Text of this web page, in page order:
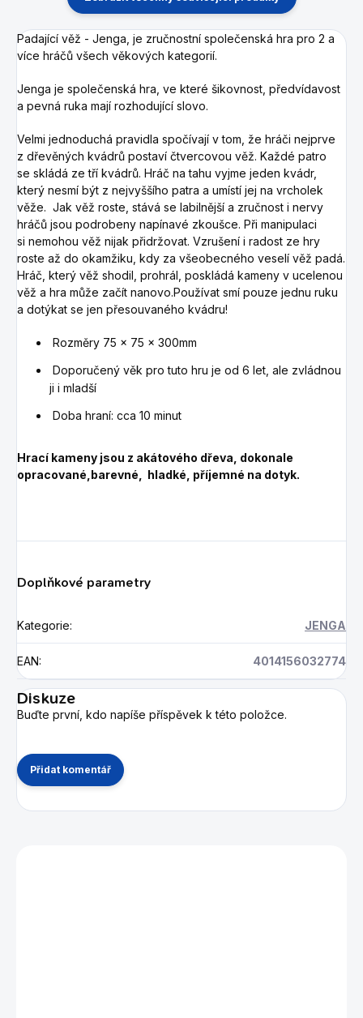
Padající věž - Jenga, je zručnostní společenská hra pro 2 a
více hráčů všech věkových kategorií.
Jenga je společenská hra, ve které šikovnost, předvídavost
a pevná ruka mají rozhodující slovo.
Velmi jednoduchá pravidla spočívají v tom, že hráči nejprve
z dřevěných kvádrů postaví čtvercovou věž. Každé patro
se skládá ze tří kvádrů. Hráč na tahu vyjme jeden kvádr,
který nesmí být z nejvyššího patra a umístí jej na vrcholek
věže. Jak věž roste, stává se labilnější a zručnost i nervy
hráčů jsou podrobeny napínavé zkoušce. Při manipulaci
si nemohou věž nijak přidržovat. Vzrušení i radost ze hry
roste až do okamžiku, kdy za všeobecného veselí věž padá.
Hráč, který věž shodil, prohrál, poskládá kameny v ucelenou
věž a hra může začít nanovo.Používat smí pouze jednu ruku
a dotýkat se jen přesouvaného kvádru!
Rozměry 75 x 75 x 300mm
Doporučený věk pro tuto hru je od 6 let, ale zvládnou
ji i mladší
Doba hraní: cca 10 minut
Hrací kameny jsou z akátového dřeva, dokonale
opracované,barevné, hladké, příjemné na dotyk.
Doplňkové parametry
Kategorie: JENGA
EAN: 4014156032774
Diskuze
Buďte první, kdo napíše příspěvek k této položce.
Přidat komentář